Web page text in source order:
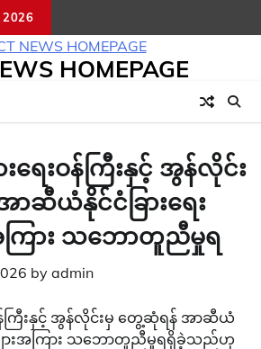
2026
HOMEPAGE
ားရေးဝန်ကြီးနှင့် အွန်လိုင်း
ဆီယံနိုင်ငံခြားရေး
အကြား သဘောတူညီမှုရ
by admin
းဝန်ကြီးနှင့် အွန်လိုင်းမှ တွေ့ဆုံရန် အာဆီယံ
းများအကြား သဘောတူညီမှုရရှိခဲ့သည်ဟု